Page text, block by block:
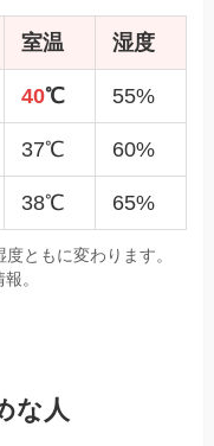
室温 湿度
40℃ 55%
37℃ 60%
38℃ 65%
ともに変わります。
。
な人